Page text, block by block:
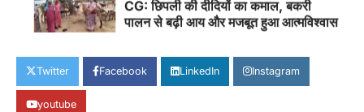
बनाने की दिशा में जिले के नगरी…
CG: 1 से 19 वर्ष तक के बच्चों को निःशुल्क दी
जाएगी एल्बेंडाजोल
Twitter Facebook LinkedIn Instagram
youtube